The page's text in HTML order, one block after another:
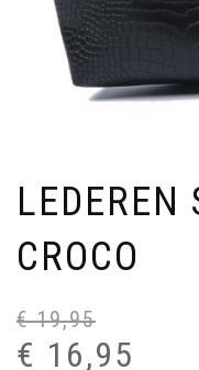
LEDEREN
CROCO
€19,95
€ 16,95